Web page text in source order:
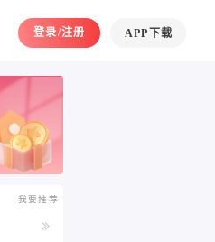
登录/注册 APP下载
我要推荐